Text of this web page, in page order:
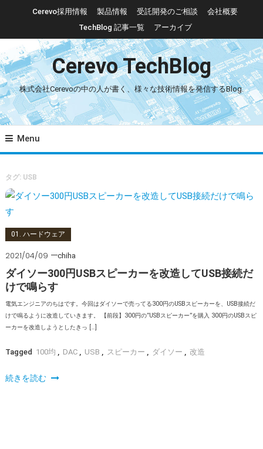
Skip To Content
Cerevo採用情報 製品情報 受託開発のご相談
会社概要
TechBlog 記事一覧
アーカイブ
Cerevo TechBlog
株式会社Cerevoの中の人が書く、様々な技術情報を発信するBlog.
Menu
タグ: USB
01. ハードウェア
2021/04/09 chiha
ダイソー300円USBスピーカーを改造してUSB接続だ
けで鳴らす
電気エンジニアのちはです。今回はダイソーで売ってる300円のUSBスピーカーを、USB接続だ
けで鳴るように改造していきます。 【前段】300円の”USBスピーカー”を購入 300円のUSBスピ
ーカーを改造しようとしたきっ […]
Tagged 100均 , DAC , USB , スピーカー , ダイソー , 改造
続きを読む